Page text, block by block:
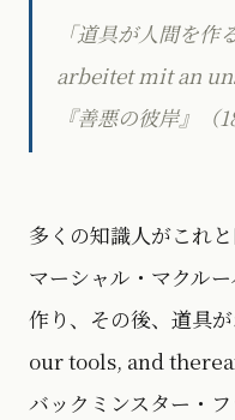
「道具が人間を
arbeitet mit an
『善悪の彼岸』（
多くの知識人がこれ
マーシャル・マクル
作り、その後、道具
our tools, and
バックミンスター・